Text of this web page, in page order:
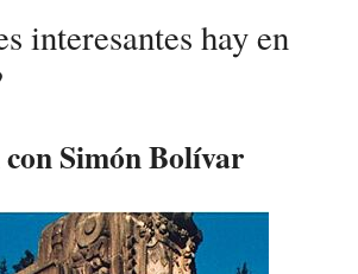
interesantes hay en
Simón Bolívar